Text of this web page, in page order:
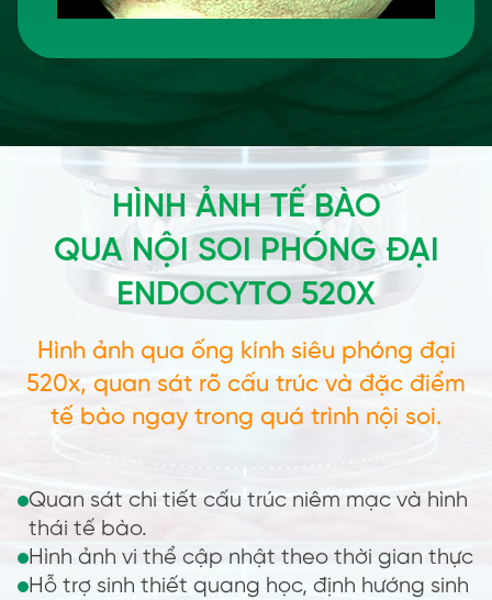
HÌNH ẢNH TẾ BÀO
QUA NỘI SOI PHÓNG ĐẠI
ENDOCYTO 520X
Hình ảnh qua ống kính siêu phóng đại
520x, quan sát rõ cấu trúc và đặc điểm
tế bào ngay trong quá trình nội soi.
Quan sát chi tiết cấu trúc niêm mạc và hình
thái tế bào.
Hình ảnh vi thể cập nhật theo thời gian thực
Hỗ trợ sinh thiết quang học, định hướng sinh